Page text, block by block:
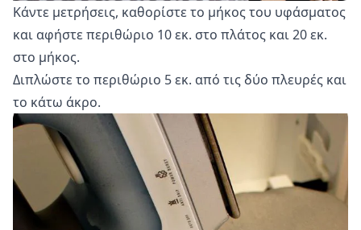
Κάντε μετρήσεις, καθορίστε το μήκος του υφάσματος
και αφήστε περιθώριο 10 εκ. στο πλάτος και 20 εκ.
στο μήκος.
Διπλώστε το περιθώριο 5 εκ. από τις δύο πλευρές και
το κάτω άκρο.